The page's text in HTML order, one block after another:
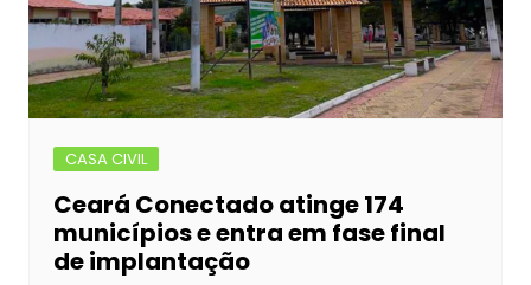
CASA CIVIL
Ceará Conectado atinge 174
municípios e entra em fase final
de implantação